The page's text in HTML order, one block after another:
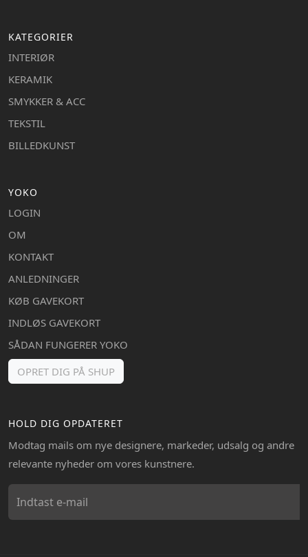
KATEGORIER
INTERIØR
KERAMIK
SMYKKER & ACC
TEKSTIL
BILLEDKUNST
YOKO
LOGIN
OM
KONTAKT
ANLEDNINGER
KØB GAVEKORT
INDLØS GAVEKORT
SÅDAN FUNGERER YOKO
OPRET DIG PÅ SHUP
HOLD DIG OPDATERET
Modtag mails om nye designere, markeder, udsalg og andre
relevante nyheder om vores kunstnere.